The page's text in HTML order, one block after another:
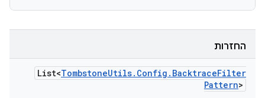
החזרות
List<TombstoneUtils. Config . BacktraceFilter
Pattern>